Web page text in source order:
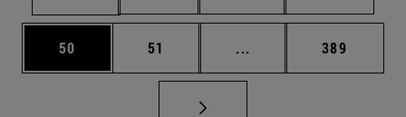
Página
50 Página
51 ... Páginas intermedias
Página
389